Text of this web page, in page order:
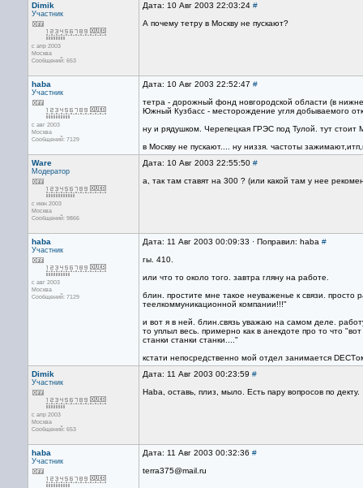
Dimik
Участник
с апр 2003
Москва
Сообщений: 653
Дата: 10 Авг 2003 22:03:24 #
А почему тетру в Москву не пускают?
haba
Участник
с авг 2003
Москва
Сообщений: 7129
Дата: 10 Авг 2003 22:52:47 #
тетра - дорожный фонд новгородской области (в
Южный Кузбасс - месторождение угля добываемого
ну и рядушком. Черепецкая ГРЭС под Тулой. тут стоит
в Москву не пускают.... ну низзя. частоты
Ware
Модератор
с июн 2003
Москва
Сообщений: 9866
Дата: 10 Авг 2003 22:55:50 #
а, так там ставят на 300 ? (или какой там у нее
haba
Участник
с авг 2003
Москва
Сообщений: 7129
Дата: 11 Авг 2003 00:09:33 · Поправил: haba #
гы. 410.
или что то около того. завтра гляну на работе.
блин. простите мне такое неуваженье к связи.
теелкоммуникационной компании!!!"
и вот я в ней. блин.связь уважаю на самом деле.
то уплыл весь. примерно как в анекдоте про то что
станки станки станки...."
кстати непосредственно мой отдел занимается
Dimik
Участник
с апр 2003
Москва
Сообщений: 653
Дата: 11 Авг 2003 00:23:59 #
Haba, оставь, плиз, мыло. Есть пару вопросов по декту.
haba
Участник
Дата: 11 Авг 2003 00:32:36 #
terra375@mail.ru